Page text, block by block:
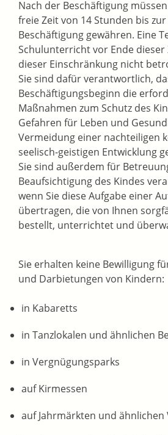
Nach der Beschäftigung
freie Zeit von 14 Stunden bis
Beschäftigung gewähren. Eine
Schulunterricht vor Ende dieser
dieser Einschränkung nicht
Sie sind dafür verantwortlich,
Beschäftigungsbeginn die
Maßnahmen zum Schutz des
Gefahren für Leben und
Vermeidung einer nachteiligen
seelisch-geistigen Entwicklung
Sie sind außerdem für
Beaufsichtigung des Kindes
wenn Sie diese Aufgabe einer
übertragen, die von Ihnen
bestellt, unterrichtet und
Sie erhalten keine Bewilligung
und Darbietungen von Kindern:
in Kabaretts
in Tanzlokalen und ähnlichen
in Vergnügungsparks
auf Kirmessen
auf Jahrmärkten und